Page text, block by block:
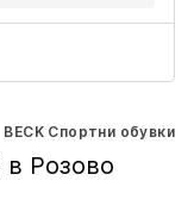
BECK Спортни обувки
в Розово